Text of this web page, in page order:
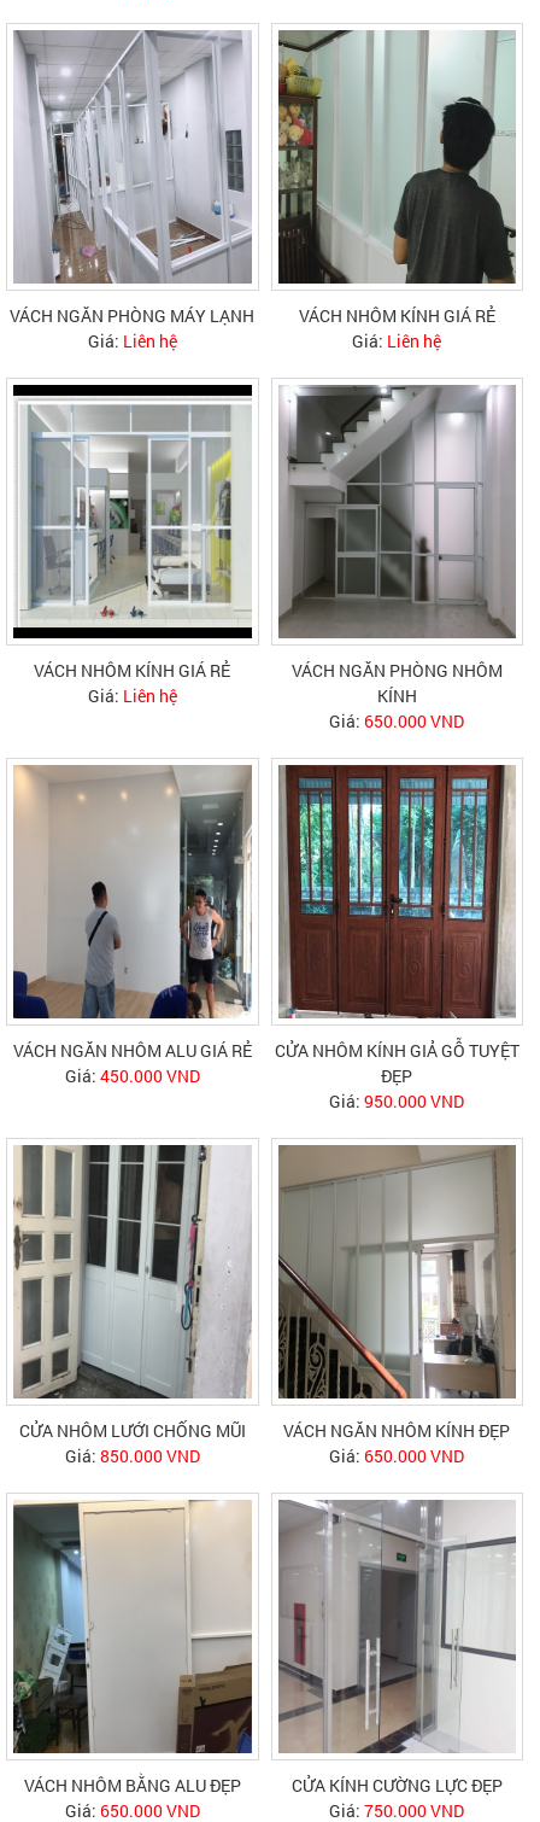
VÁCH NGĂN PHÒNG MÁY LẠNH
Giá: Liên hệ
VÁCH NHÔM KÍNH GIÁ RẺ
Giá: Liên hệ
VÁCH NHÔM KÍNH GIÁ RẺ
Giá: Liên hệ
VÁCH NGĂN PHÒNG NHÔM
KÍNH
Giá:650.000 VND
VÁCH NGĂN NHÔM ALU GIÁ RẺ
Giá: 450.000 VND
CỬA NHÔM KÍNH GIẢ GỖ TUYỆT
ĐẸP
Giá:950.000 VND
CỬA NHÔM LƯỚI CHỐNG MŨI
Giá: 850.000 VND
VÁCH NGĂN NHÔM KÍNH ĐẸP
Giá:650.000 VND
VÁCH NHÔM BẰNG ALU ĐẸP
Giá: 650.000 VND
CỬA KÍNH CƯỜNG LỰC ĐẸP
Giá:750.000 VND